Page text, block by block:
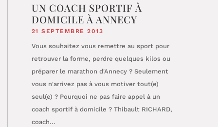
UN COACH SPORTIF À
DOMICILE À ANNECY
21 SEPTEMBRE 2013
Vous souhaitez vous remettre au sport pour
retrouver la forme, perdre quelques kilos ou
préparer le marathon d'Annecy ? Seulement
vous n'arrivez pas à vous motiver tout(e)
seul(e) ? Pourquoi ne pas faire appel à un
coach sportif à domicile ? Thibault RICHARD,
coach...